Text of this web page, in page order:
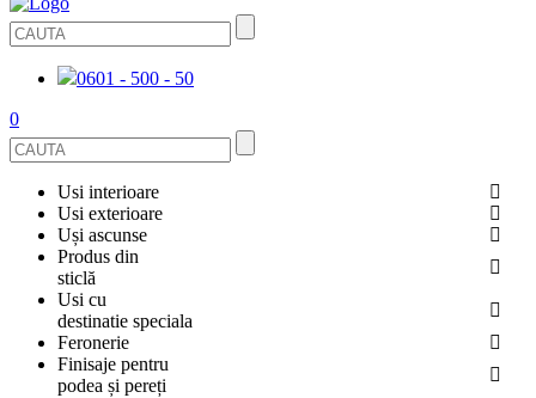
0601 - 500 - 50
0
Usi interioare
FURNIRUITE
SMALT
Usi exterioare
USI METALICE
PENTRU APARTAMENT
PENTRU CASA
Uși ascunse
OGLINDIT
GRESIE PORȚELANATĂ
Produs din
sticlă
BALUSTRADE ȘI TREPTE
CABINE DE DUȘ ȘI PEREȚI DESPĂRȚITORI
Usi cu
destinatie speciala
USI ANTIFOC (ANTIINCENDIU)
Feronerie
ACCESORII
Finisaje pentru
podea și pereți